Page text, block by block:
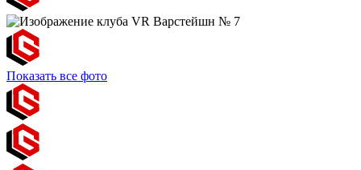
Показать все фото